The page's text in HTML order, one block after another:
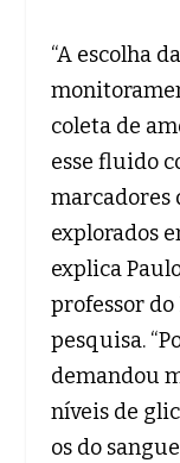
“A escolha
coleta de
esse fluido
marcadores
explorados
explica
professor do
pesquisa.
demandou
níveis de
os do